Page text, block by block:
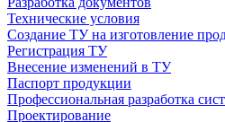
Технические условия
Создание ТУ на изготовление
Регистрация ТУ
Внесение изменений в ТУ
Паспорт продукции
Профессиональная разработка
Проектирование